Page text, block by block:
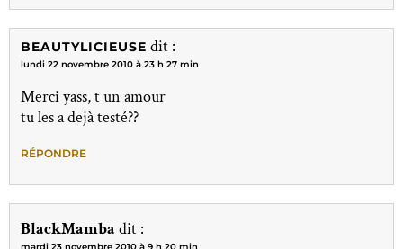
BEAUTYLICIEUSE dit :
lundi 22 novembre 2010 à 23 h 27 min
Merci yass, t un amour
tu les a dejà testé??
RÉPONDRE
BlackMamba dit :
mardi 23 novembre 2010 à 9 h 20 min